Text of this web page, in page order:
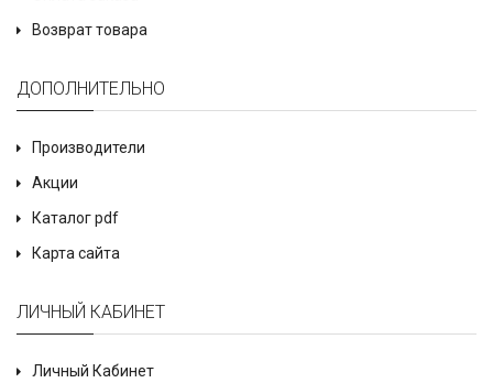
Возврат товара
ДОПОЛНИТЕЛЬНО
Производители
Акции
Каталог pdf
Карта сайта
ЛИЧНЫЙ КАБИНЕТ
Личный Кабинет